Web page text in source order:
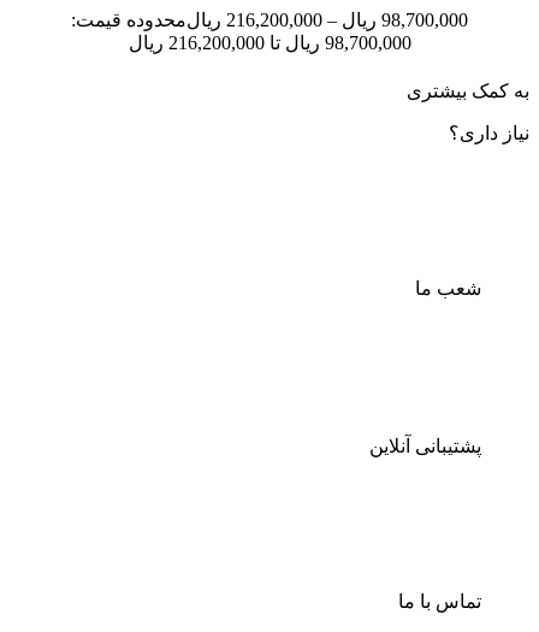
98,700,000 ریال –
216,200,000 ریالمحدوده قیمت:
98,700,000 ریال تا 216,200,000 ریال
به کمک بیشتری
نیاز داری؟
شعب ما
پشتیبانی آنلاین
تماس با ما